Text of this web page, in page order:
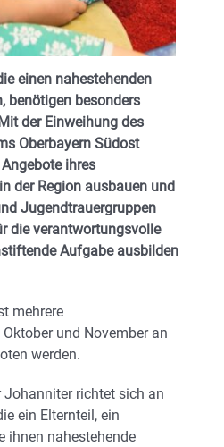
einen nahestehenden
benötigen besonders
der Einweihung des
Oberbayern Südost
ihres
der Region ausbauen und
Jugendtrauergruppen
die verantwortungsvolle
Aufgabe ausbilden
mehrere
und November an
werden.
Johanniter richtet sich an
ein Elternteil, ein
ihnen nahestehende